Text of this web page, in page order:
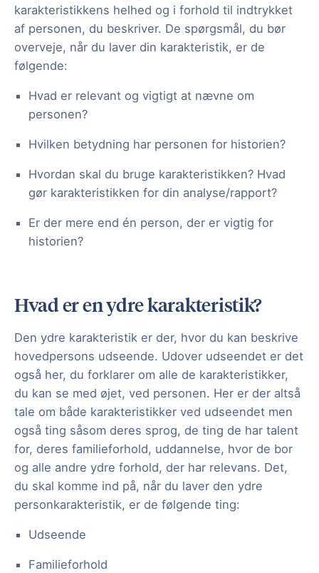
karakteristikkens helhed og i forhold til indtrykket
af personen, du beskriver. De spørgsmål, du bør
overveje, når du laver din karakteristik, er de
følgende:
Hvad er relevant og vigtigt at nævne om
personen?
Hvilken betydning har personen for historien?
Hvordan skal du bruge karakteristikken? Hvad
gør karakteristikken for din analyse/rapport?
Er der mere end én person, der er vigtig for
historien?
Hvad er en ydre karakteristik?
Den ydre karakteristik er der, hvor du kan beskrive
hovedpersons udseende. Udover udseendet er det
også her, du forklarer om alle de karakteristikker,
du kan se med øjet, ved personen. Her er der altså
tale om både karakteristikker ved udseendet men
også ting såsom deres sprog, de ting de har talent
for, deres familieforhold, uddannelse, hvor de bor
og alle andre ydre forhold, der har relevans. Det,
du skal komme ind på, når du laver den ydre
personkarakteristik, er de følgende ting:
Udseende
Familieforhold